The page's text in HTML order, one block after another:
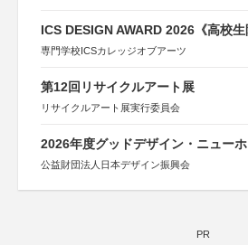
ICS DESIGN AWARD 2026《高校生
専門学校ICSカレッジオブアーツ
第12回リサイクルアート展
リサイクルアート展実行委員会
2026年度グッドデザイン・ニュー
公益財団法人日本デザイン振興会
PR